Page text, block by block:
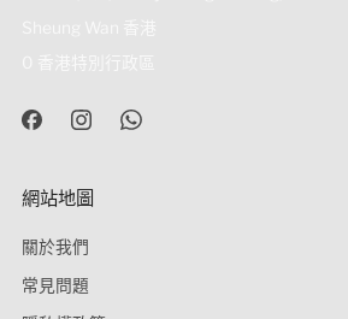
網站地圖
關於我們
常見問題